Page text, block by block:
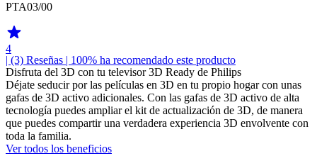
PTA03/00
4
| (3) Reseñas | 100% ha recomendado este producto
Disfruta del 3D con tu televisor 3D Ready de Philips
Déjate seducir por las películas en 3D en tu propio hogar con unas
gafas de 3D activo adicionales. Con las gafas de 3D activo de alta
tecnología puedes ampliar el kit de actualización de 3D, de manera
que puedes compartir una verdadera experiencia 3D envolvente con
toda la familia.
Ver todos los beneficios